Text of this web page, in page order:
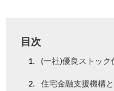
目次
(一社)優良ストック
住宅金融支援機構